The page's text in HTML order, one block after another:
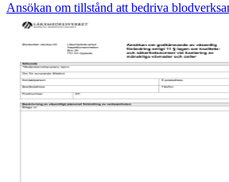
Ansökan om tillstånd att bedriva